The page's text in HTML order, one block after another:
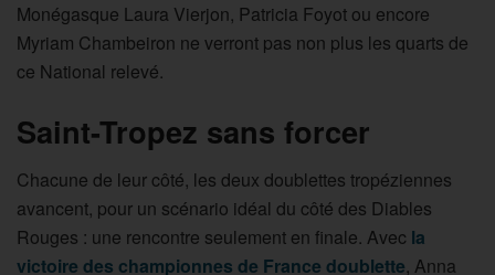
Monégasque Laura Vierjon, Patricia Foyot ou encore
Myriam Chambeiron ne verront pas non plus les quarts de
ce National relevé.
Saint-Tropez sans forcer
Chacune de leur côté, les deux doublettes tropéziennes
avancent, pour un scénario idéal du côté des Diables
Rouges : une rencontre seulement en finale. Avec la
victoire des championnes de France doublette, Anna